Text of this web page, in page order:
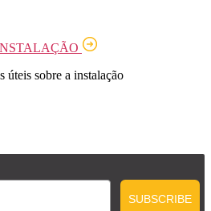
úteis sobre a instalação
SUBSCRIBE